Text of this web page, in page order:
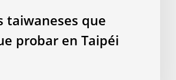
taiwaneses que
probar en Taipéi